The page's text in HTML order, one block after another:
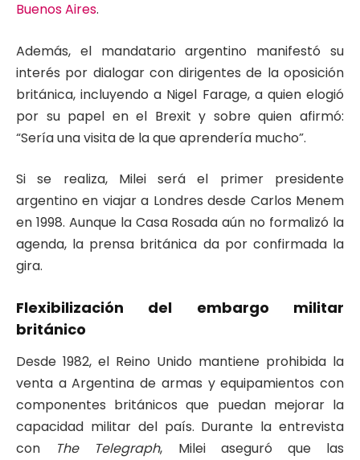
Buenos Aires.
Además, el mandatario argentino manifestó su
interés por dialogar con dirigentes de la oposición
británica, incluyendo a Nigel Farage, a quien elogió
por su papel en el Brexit y sobre quien afirmó:
“Sería una visita de la que aprendería mucho”.
Si se realiza, Milei será el primer presidente
argentino en viajar a Londres desde Carlos Menem
en 1998. Aunque la Casa Rosada aún no formalizó la
agenda, la prensa británica da por confirmada la
gira.
Flexibilización del embargo militar
británico
Desde 1982, el Reino Unido mantiene prohibida la
venta a Argentina de armas y equipamientos con
componentes británicos que puedan mejorar la
capacidad militar del país. Durante la entrevista
con
The Telegraph, Milei aseguró que las